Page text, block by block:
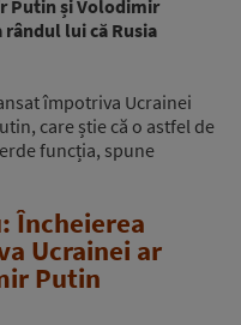
Putin și Volodimir
lui că Rusia
împotriva Ucrainei
care știe că o astfel de
funcția, spune
Încheierea
Ucrainei ar
Putin